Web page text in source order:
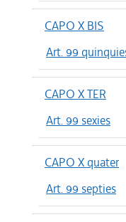
CAPO X BIS
Art. 99
CAPO X TER
Art. 99 sexies
CAPO X quater
Art. 99 septies